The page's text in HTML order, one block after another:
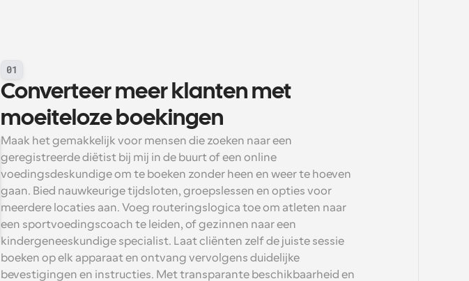
01
Converteer meer klanten met
moeiteloze boekingen
Maak het gemakkelijk voor mensen die zoeken naar een
geregistreerde diëtist bij mij in de buurt of een online
voedingsdeskundige om te boeken zonder heen en weer te hoeven
gaan. Bied nauwkeurige tijdsloten, groepslessen en opties voor
meerdere locaties aan. Voeg routeringslogica toe om atleten naar
een sportvoedingscoach te leiden, of gezinnen naar een
kindergeneeskundige specialist. Laat cliënten zelf de juiste sessie
boeken op elk apparaat en ontvang vervolgens duidelijke
bevestigingen en instructies. Met transparante beschikbaarheid en